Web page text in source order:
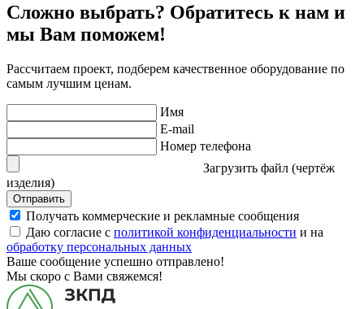
Сложно выбрать? Обратитесь к нам и
мы Вам поможем!
Рассчитаем проект, подберем качественное оборудование по
самым лучшим ценам.
Имя
E-mail
Номер телефона
Загрузить файл (чертёж
изделия)
Отправить
Получать коммерческие и рекламные сообщения
Даю согласие с политикой конфиденциальности и на
обработку персональных данных
Ваше сообщение успешно отправлено!
Мы скоро с Вами свяжемся!